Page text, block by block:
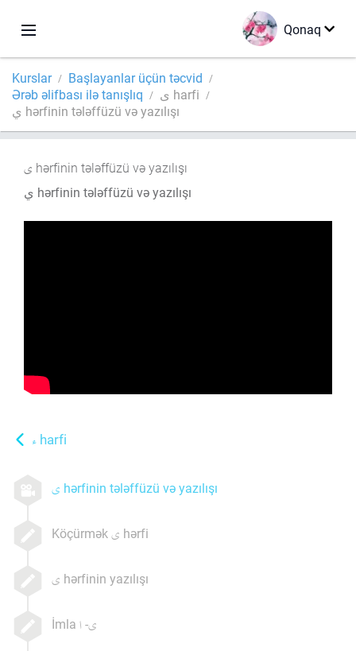
Qonaq
Kurslar
Başlayanlar üçün təcvid
Ərəb əlifbası ilə tanışlıq
ى harfi
ي hərfinin tələffüzü və yazılışı
harfi
hərfinin tələffüzü və yazılışı
Köçürmək hərfi
hərfinin yazılışı
İmla -
hərfinin tələffüzü və yazılışı
ي hərfinin tələffüzü və yazılışı